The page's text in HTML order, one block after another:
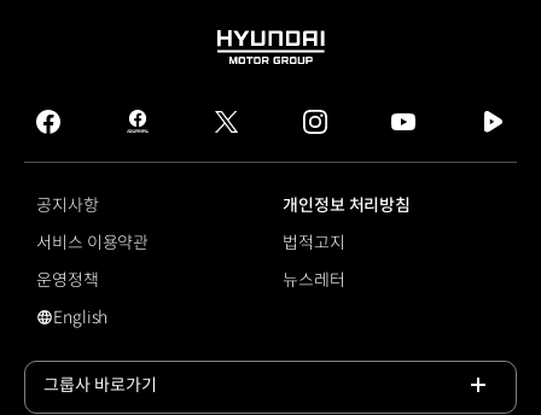
HYUNDAI
GROUP
facebook
hmg
journal
twitter instagram
tv
공지사항
개인정보 처리방침
서비스 이용약관
법적고지
운영정책
뉴스레터
영문 사이트로 이동
English
그룹사 바로가기